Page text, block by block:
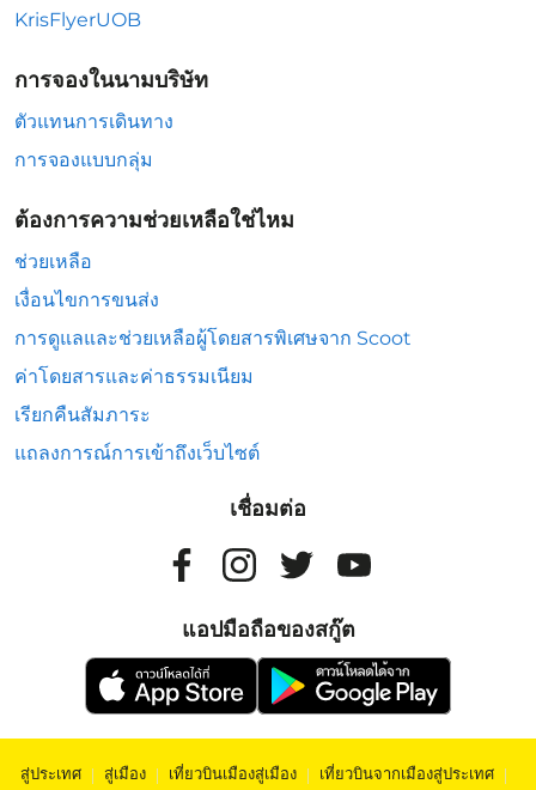
KrisFlyerUOB
การจองในนามบริษัท
ตัวแทนการเดินทาง
การจองแบบกลุ่ม
ต้องการความช่วยเหลือใช่ไหม
ช่วยเหลือ
เงื่อนไขการขนส่ง
การดูแลและช่วยเหลือผู้โดยสารพิเศษจาก Scoot
ค่าโดยสารและค่าธรรมเนียม
เรียกคืนสัมภาระ
แถลงการณ์การเข้าถึงเว็บไซต์
เชื่อมต่อ
แอปมือถือของสกู๊ต
สู่ประเทศ | สู่เมือง | เที่ยวบินเมืองสู่เมือง | เที่ยวบินจากเมืองสู่ประเทศ |